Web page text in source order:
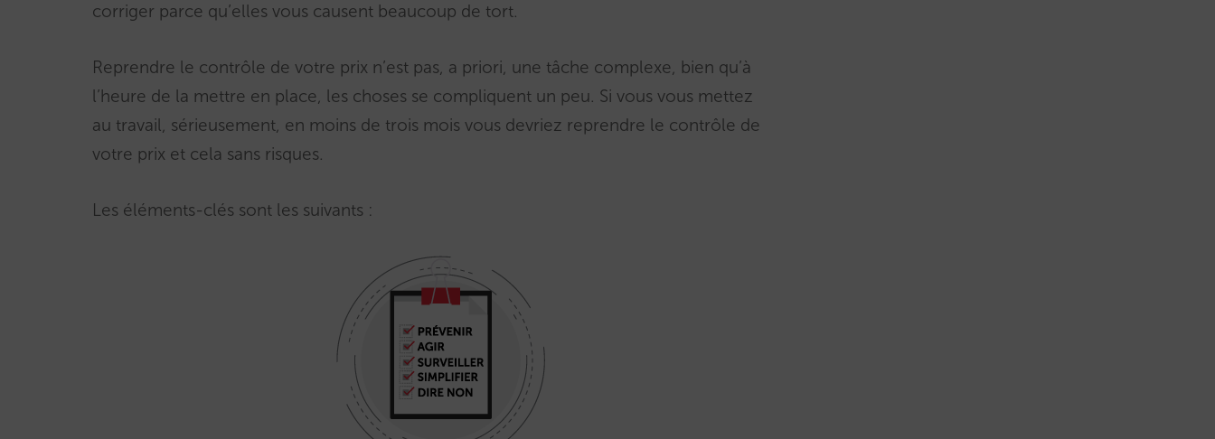
corriger parce qu’elles vous causent beaucoup de tort.
Reprendre le contrôle de votre prix n’est pas, a priori, une tâche complexe, bien qu’à
l’heure de la mettre en place, les choses se compliquent un peu. Si vous vous mettez
au travail, sérieusement, en moins de trois mois vous devriez reprendre le contrôle de
votre prix et cela sans risques.
Les éléments-clés sont les suivants :